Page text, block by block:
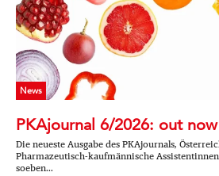
News
PKAjournal 6/2026: out now
Die neueste Ausgabe des PKAjournals,
Pharmazeutisch-kaufmännische
soeben...